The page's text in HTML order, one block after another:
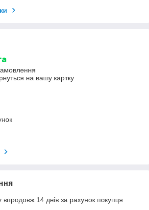
на вашу картку
14 днів за рахунок покупця